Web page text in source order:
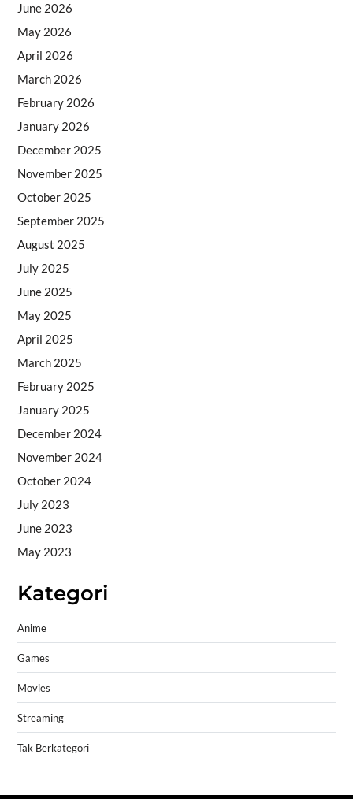
June 2026
May 2026
April 2026
March 2026
February 2026
January 2026
December 2025
November 2025
October 2025
September 2025
August 2025
July 2025
June 2025
May 2025
April 2025
March 2025
February 2025
January 2025
December 2024
November 2024
October 2024
July 2023
June 2023
May 2023
Kategori
Anime
Games
Movies
Streaming
Tak Berkategori